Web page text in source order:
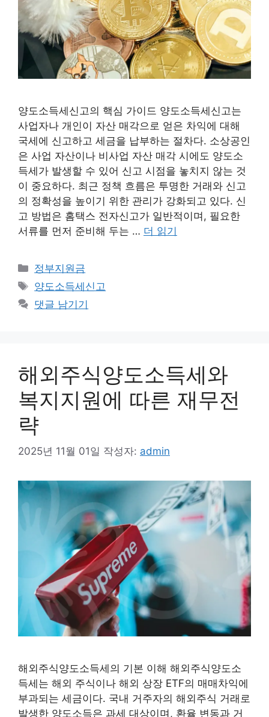
양도소득세신고의 핵심 가이드 양도소득세신고는
사업자나 개인이 자산 매각으로 얻은 차익에 대해
국세에 신고하고 세금을 납부하는 절차다. 소상공인
은 사업 자산이나 비사업 자산 매각 시에도 양도소
득세가 발생할 수 있어 신고 시점을 놓치지 않는 것
이 중요하다. 최근 정책 흐름은 투명한 거래와 신고
의 정확성을 높이기 위한 관리가 강화되고 있다. 신
고 방법은 홈택스 전자신고가 일반적이며, 필요한
서류를 먼저 준비해 두는 … 더 읽기
카
테
고
리
정부지원금
태
그
양도소득세신고
댓글 남기기
해외주식양도소득세와
복지지원에 따른 재무전
략
2025년 11월 01일 작성자: admin
해외주식양도소득세의 기본 이해 해외주식양도소
득세는 해외 주식이나 해외 상장 ETF의 매매차익에
부과되는 세금이다. 국내 거주자의 해외주식 거래로
발생한 양도소득은 과세 대상이며, 환율 변동과 거